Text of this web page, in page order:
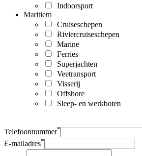
Indoorsport
Maritiem
Cruiseschepen
Riviercruiseschepen
Marine
Ferries
Superjachten
Veetransport
Visserij
Offshore
Sleep- en werkboten
Telefoonnummer*
E-mailadres*